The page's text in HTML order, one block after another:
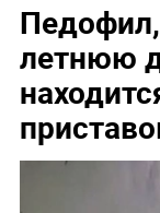
летнюю